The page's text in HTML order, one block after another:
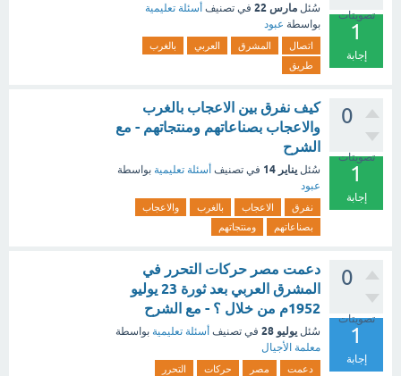
تصويتات
1
إجابة
سُئل مارس 22 في تصنيف أسئلة تعليمية
بواسطة عبود
اتصال المشرق العربي
بالغرب
طريق
0
تصويتات
1
إجابة
كيف نفرق بين الاعجاب بالغرب
والاعجاب بصناعاتهم ومنتجاتهم - مع
الشرح
سُئل يناير 14 في تصنيف أسئلة تعليمية بواسطة
عبود
نفرق الاعجاب بالغرب
والاعجاب
بصناعاتهم
ومنتجاتهم
0
تصويتات
1
إجابة
دعمت مصر حركات التحرر في
المشرق العربي بعد ثورة 23 يوليو
1952م من خلال ؟ - مع الشرح
سُئل يوليو 28 في تصنيف أسئلة تعليمية بواسطة
معلمة الأجيال
دعمت مصر حركات
التحرر